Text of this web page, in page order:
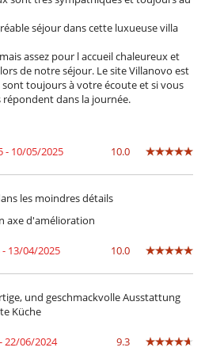
Wii)
séjour dans cette luxueuse villa
assez pour l accueil chaleureux et
de notre séjour. Le site Villanovo est
sont toujours à votre écoute et si vous
dans la journée.
- 10/05/2025 10.0
les moindres détails
axe d'amélioration
13/04/2025 10.0
und geschmackvolle Ausstattung
Küche
22/06/2024 9.3